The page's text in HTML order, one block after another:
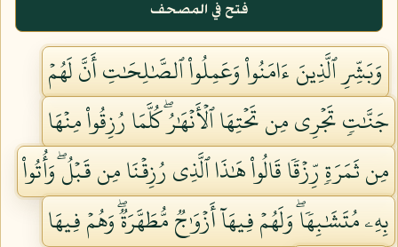
فتح في المصحف
وَبَشِّرِ ٱلَّذِينَ ءَامَنُواْ وَعَمِلُواْ ٱلصَّٰلِحَٰتِ أَنَّ لَهُمۡ
جَنَّٰتٖ تَجۡرِي مِن تَحۡتِهَا ٱلۡأَنۡهَٰرُۖ كُلَّمَا رُزِقُواْ مِنۡهَا
مِن ثَمَرَةٖ رِّزۡقٗا قَالُواْ هَٰذَا ٱلَّذِي رُزِقۡنَا مِن قَبۡلُۖ وَأُتُواْ
بِهِۦ مُتَشَٰبِهٗاۖ وَلَهُمۡ فِيهَآ أَزۡوَٰجٞ مُّطَهَّرَةٞۖ وَهُمۡ فِيهَا